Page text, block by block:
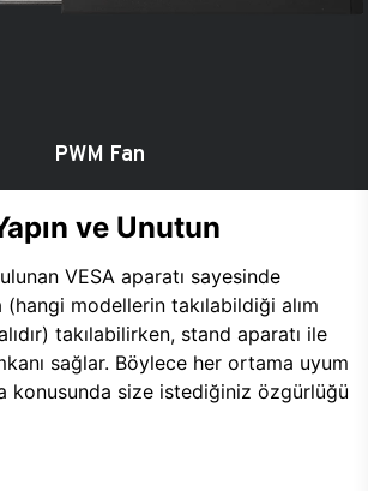
PWM Fan
ve Unutun
VESA aparatı sayesinde
(hangi modellerin takılabildiği alım
takılabilirken, stand aparatı ile
sağlar. Böylece her ortama uyum
konusunda size istediğiniz özgürlüğü